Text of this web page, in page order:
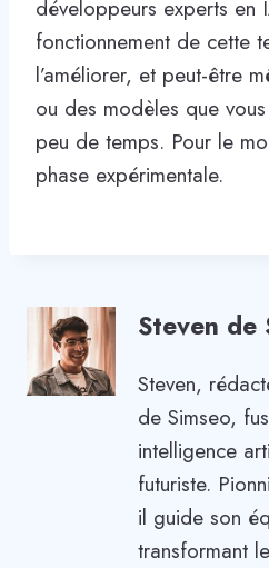
développeurs experts en
fonctionnement de cette
l’améliorer, et peut-être
ou des modèles que
peu de temps. Pour le
phase expérimentale.
Steven de
Steven,
de Simseo,
intelligence
futuriste.
il guide son
transformant